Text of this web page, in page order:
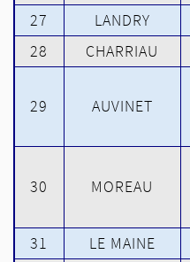
27
LANDRY
28
CHARRIAU
29 AUVINET
30 MOREAU
31 LE MAINE